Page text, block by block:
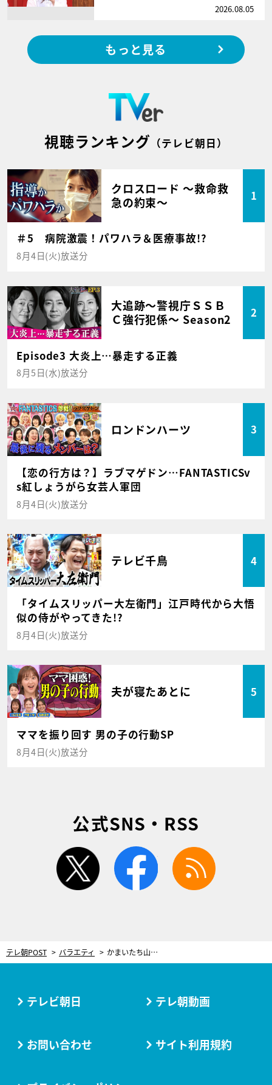
2026.08.05
もっと見る
視聴ランキング （テレビ朝日）
クロスロード ～救命救
急の約束～
1
＃5 病院激震！パワハラ＆医療事故!?
8月4日(火)放送分
大追跡～警視庁ＳＳＢ
Ｃ強行犯係～ Season2
2
Episode3 大炎上…暴走する正義
8月5日(水)放送分
ロンドンハーツ 3
【恋の行方は？】ラブマゲドン…FANTASTICSv
s紅しょうがら女芸人軍団
8月4日(火)放送分
テレビ千鳥 4
「タイムスリッパー大左衛門」江戸時代から大悟
似の侍がやってきた!?
8月4日(火)放送分
夫が寝たあとに 5
ママを振り回す 男の子の行動SP
8月4日(火)放送分
公式SNS・RSS
twitter facebook
テレ朝POST バラエティ かまいたち山内、後輩に向かって「態度は気をつけろ」 収録中に不機嫌になり…現場はピリつきの連鎖
テレビ朝日 テレ朝動画
お問い合わせ サイト利用規約